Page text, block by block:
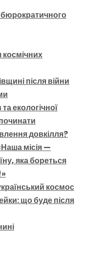
бюрократичного
космічних
після війни
екологічної
довкілля?
місія —
яка бореться
космос
що буде після